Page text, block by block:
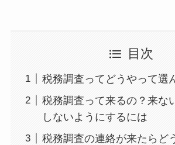
目次
税務調査ってどうやって選
税務調査って来るの？来な
しないようにするには
税務調査の連絡が来たらど